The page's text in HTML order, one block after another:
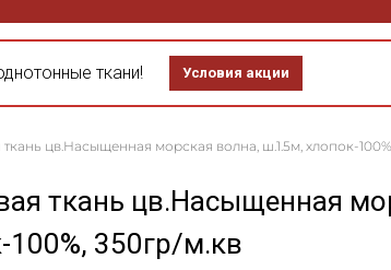
ткани! Условия акции
цв.Насыщенная морская волна, ш.1.5м, хлопок-
ткань цв.Насыщенная
100%, 350гр/м.кв